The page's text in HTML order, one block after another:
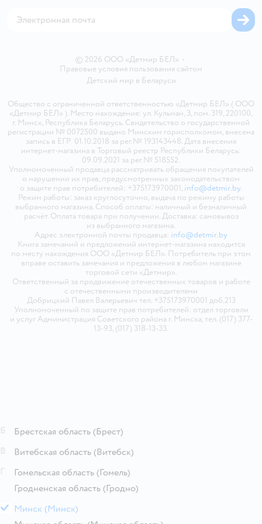
© 2026 ООО «Детмир БЕЛ» •
Правовые условия пользования сайтом
Детский мир в Беларуси
Общество с ограниченной ответственностью «Детмир БЕЛ» ( ООО
«Детмир БЕЛ» ). Место нахождения: ул. Кульман, 3, пом. 319, 220100,
г. Минск, Республика Беларусь. Свидетельство о государственной
регистрации № 0072500 выдано Минским горисполкомом, внесена
запись в ЕГР 01.10.2018 за рег.№ 193143448. Дата внесения
интернет-магазина в Торговый реестр Республики Беларусь:
09.09.2021 за рег.№ 518552.
Уполномоченный продавца рассматривать обращения покупателей
о нарушении их прав, предусмотренных законодательством
о защите прав потребителей: +375173970001, info@detmir.by.
Режим работы: заказ круглосуточно, выдача по режиму работы
выбранного магазина. Способ оплаты: наличный и безналичный
расчёт. Оплата товара при получении. Доставка: самовывоз
из выбранного магазина.
Адрес электронной почты продавца: info@detmir.by
Книга замечаний и предложений интернет-магазина находится
по месту нахождения ООО «Детмир БЕЛ». Потребитель при этом
вправе оставить замечания и предложения в любом магазине
торговой сети «Детмир».
Ответственный за продвижение отечественных товаров и работе
с отечественными производителями
Добрицкий Павел Валерьевич тел. +375173970001 доб.213
Уполномоченный по защите прав потребителей: отдел торговли
и услуг Администрация Советского района г. Минска, тел. (017) 377-
13-93, (017) 318-13-33.
Брестская область (Брест)
Витебская область (Витебск)
Гомельская область (Гомель)
Гродненская область (Гродно)
М Минск (Минск)